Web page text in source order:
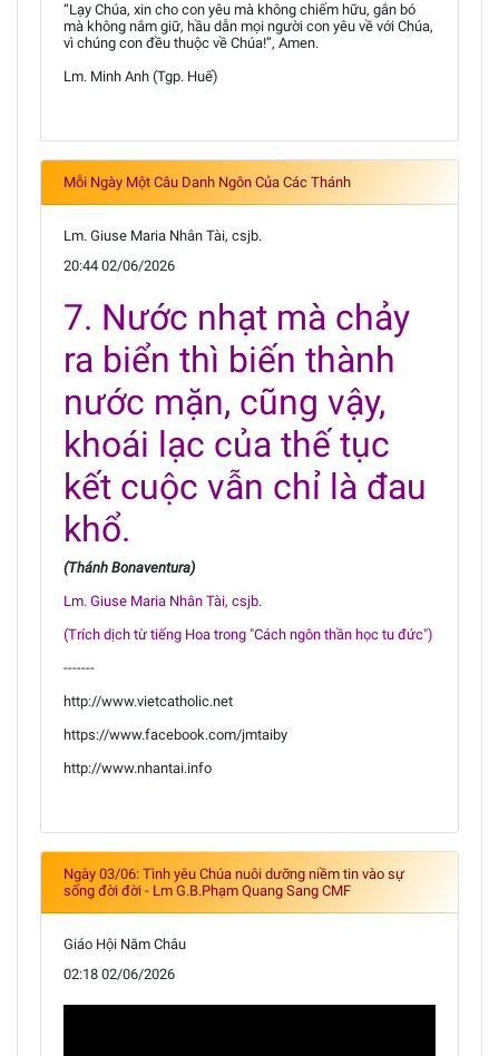
“Lạy Chúa, xin cho con yêu mà không chiếm hữu, gắn bó
mà không nắm giữ, hầu dẫn mọi người con yêu về với Chúa,
vì chúng con đều thuộc về Chúa!”, Amen.
Lm. Minh Anh (Tgp. Huế)
Mỗi Ngày Một Câu Danh Ngôn Của Các Thánh
Lm. Giuse Maria Nhân Tài, csjb.
20:44 02/06/2026
7. Nước nhạt mà chảy
ra biển thì biến thành
nước mặn, cũng vậy,
khoái lạc của thế tục
kết cuộc vẫn chỉ là đau
khổ.
(Thánh Bonaventura)
Lm. Giuse Maria Nhân Tài, csjb.
(Trích dịch từ tiếng Hoa trong "Cách ngôn thần học tu đức")
-------
http://www.vietcatholic.net
https://www.facebook.com/jmtaiby
http://www.nhantai.info
Ngày 03/06: Tình yêu Chúa nuôi dưỡng niềm tin vào sự
sống đời đời - Lm G.B.Phạm Quang Sang CMF
Giáo Hội Năm Châu
02:18 02/06/2026